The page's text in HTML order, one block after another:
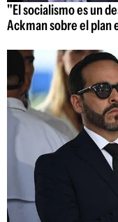
"El socialismo es un
Ackman sobre el plan